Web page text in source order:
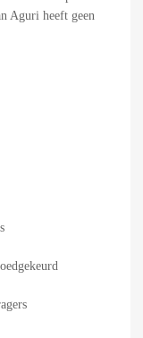
Aguri heeft geen